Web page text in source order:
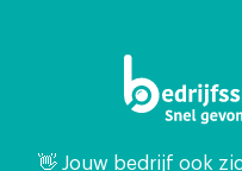
👋 Jouw bedrijf ook